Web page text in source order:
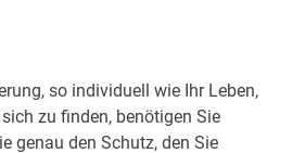
so individuell wie Ihr Leben,
zu finden, benötigen Sie
genau den Schutz, den Sie